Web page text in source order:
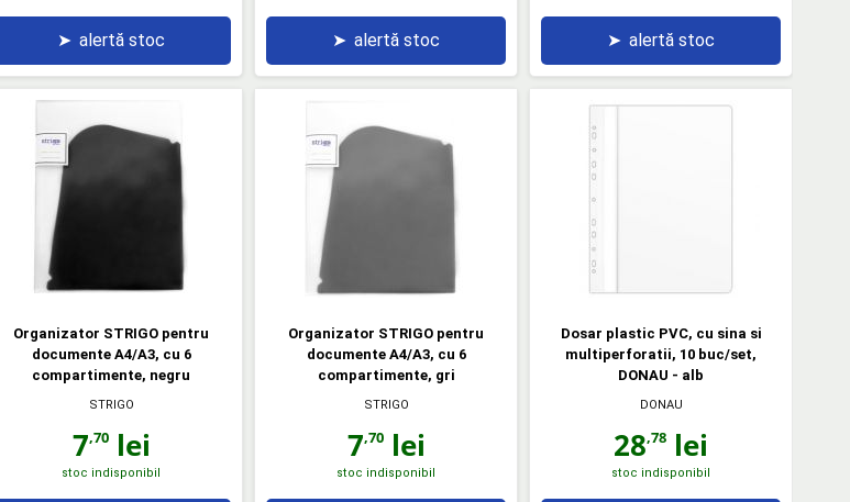
➤ alertă stoc ➤ alertă stoc ➤ alertă stoc
Organizator STRIGO pentru
documente A4/A3, cu 6
compartimente, negru
STRIGO
7,70lei
stoc indisponibil
Organizator STRIGO pentru
documente A4/A3, cu 6
compartimente, gri
STRIGO
7,70lei
stoc indisponibil
Dosar plastic PVC, cu sina si
multiperforatii, 10 buc/set,
DONAU - alb
DONAU
28,78 lei
stoc indisponibil